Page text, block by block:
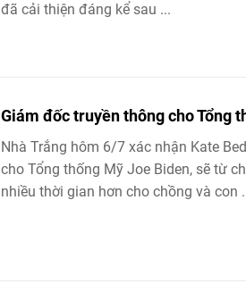
đã cải thiện đáng kể sau ...
Giám đốc truyền thông cho Tổng
Nhà Trắng hôm 6/7 xác nhận Kate
cho Tổng thống Mỹ Joe Biden, sẽ từ
nhiều thời gian hơn cho chồng và con